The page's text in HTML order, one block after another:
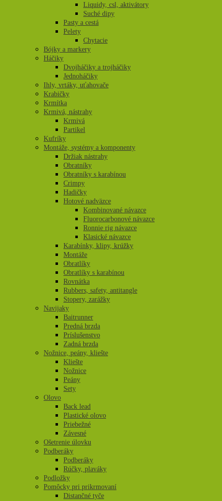
Liquidy, csl, aktivátory
Suché dipy
Pasty a cestá
Pelety
Chytacie
Bójky a markery
Háčiky
Dvojháčiky a trojháčiky
Jednoháčiky
Ihly, vrtáky, uťahovače
Krabičky
Krmítka
Krmivá, nástrahy
Krmivá
Partikel
Kufríky
Montáže, systémy a komponenty
Držiak nástrahy
Obratníky
Obratníky s karabínou
Crimpy
Hadičky
Hotové nadväzce
Kombinované návazce
Fluorocarbonové návazce
Ronnie rig návazce
Klasické návazce
Karabínky, klipy, krúžky
Montáže
Obratlíky
Obratlíky s karabínou
Rovnátka
Rubbers, safety, antitangle
Stopery, zarážky
Navijaky
Baitrunner
Predná brzda
Príslušenstvo
Zadná brzda
Nožnice, peány, kliešte
Kliešte
Nožnice
Peány
Sety
Olovo
Back lead
Plastické olovo
Priebežné
Závesné
Ošetrenie úlovku
Podberáky
Podberáky
Rúčky, plaváky
Podložky
Pomôcky pri prikrmovaní
Distančné tyče